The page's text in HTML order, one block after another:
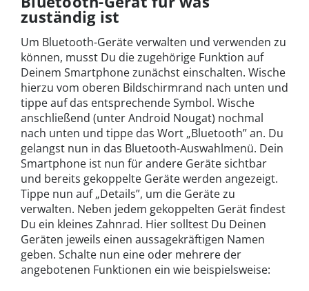
zuständig ist
Um Bluetooth-Geräte verwalten und verwenden zu
können, musst Du die zugehörige Funktion auf
Deinem Smartphone zunächst einschalten. Wische
hierzu vom oberen Bildschirmrand nach unten und
tippe auf das entsprechende Symbol. Wische
anschließend (unter Android Nougat) nochmal
nach unten und tippe das Wort „Bluetooth” an. Du
gelangst nun in das Bluetooth-Auswahlmenü. Dein
Smartphone ist nun für andere Geräte sichtbar
und bereits gekoppelte Geräte werden angezeigt.
Tippe nun auf „Details”, um die Geräte zu
verwalten. Neben jedem gekoppelten Gerät findest
Du ein kleines Zahnrad. Hier solltest Du Deinen
Geräten jeweils einen aussagekräftigen Namen
geben. Schalte nun eine oder mehrere der
angebotenen Funktionen ein wie beispielsweise: